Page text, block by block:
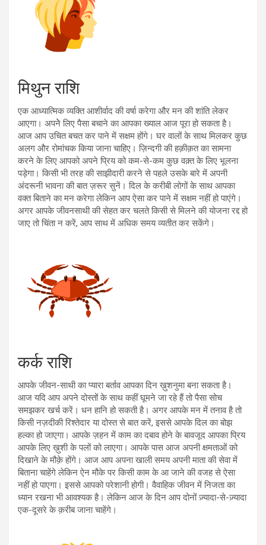
मिथुन राशि
एक आध्यात्मिक व्यक्ति आशीर्वाद की वर्षा करेगा और मन की शांति लेकर
आएगा। अपनेे लिए पैसा बचाने का आपका ख्याल आज पूरा हो सकता है।
आज आप उचित बचत कर पाने में सक्षम होंगे। घर वालों के साथ मिलकर कुछ
अलग और रोमांचक किया जाना चाहिए। ज़िन्दगी की हक़ीक़त का सामना
करने के लिए आपको अपने प्रिय को कम-से-कम कुछ वक़्त के लिए भूलना
पड़ेगा। किसी भी तरह की साझीदारी करने से पहले उसके बारे में अपनी
अंदरूनी भावना की बात ज़रूर सुनें। दिल के करीबी लोगों के साथ आपका
वक्त बिताने का मन करेगा लेकिन आप ऐसा कर पाने में सक्षम नहीं हो पाएंगे।
अगर आपके जीवनसाथी की सेहत कर चलते किसी से मिलने की योजना रद्द हो
जाए तो चिंता न करें, आप साथ में अधिक समय व्यतीत कर सकेंगे।
कर्क राशि
आपके जीवन-साथी का प्यारा बर्ताव आपका दिन ख़ुशनुमा बना सकता है।
आज यदि आप अपने दोस्तों के साथ कहीं घूमने जा रहे हैं तो पैसा सोच
समझकर खर्च करें। धन हानि हो सकती है। अगर आपके मन में तनाव है तो
किसी नज़दीकी रिश्तेदार या दोस्त से बात करें, इससे आपके दिल का बोझ
हल्का हो जाएगा। आपके ज़हन में काम का दबाव होने के बावजूद आपका प्रिय
आपके लिए ख़ुशी के पलों को लाएगा। आपके पास आज अपनी क्षमताओं को
दिखाने के मौक़े होंगे। आज आप अपना खाली समय अपनी माता की सेवा में
बिताना चाहेंगे लेकिन ऐन मौके पर किसी काम के आ जाने की वजह से ऐसा
नहीं हो पाएगा। इससे आपको परेशानी होगी। वैवाहिक जीवन में निजता का
ध्यान रखना भी आवश्यक है। लेकिन आज के दिन आप दोनों ज़्यादा-से-ज़्यादा
एक-दूसरे के क़रीब जाना चाहेंगे।